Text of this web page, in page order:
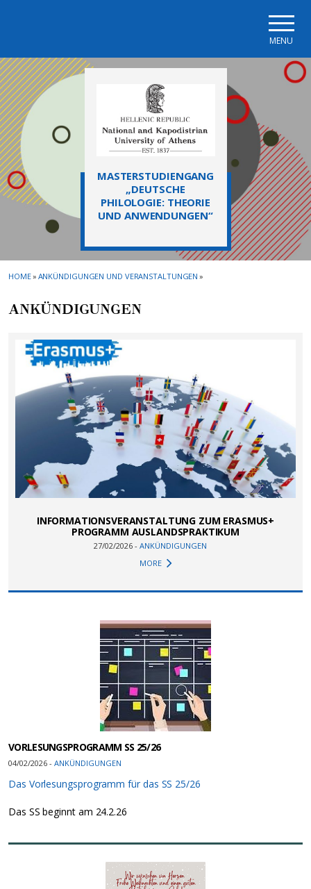
MENU
MASTERSTUDIENGANG
„DEUTSCHE
PHILOLOGIE: THEORIE
UND ANWENDUNGEN“
HOME» ANKÜNDIGUNGEN UND VERANSTALTUNGEN »
ANKÜNDIGUNGEN
INFORMATIONSVERANSTALTUNG ZUM ERASMUS+
PROGRAMM AUSLANDSPRAKTIKUM
27/02/2026 - ANKÜNDIGUNGEN
MORE
VORLESUNGSPROGRAMM SS 25/26
04/02/2026 - ANKÜNDIGUNGEN
Das Vorlesungsprogramm für das SS 25/26
Das SS beginnt am 24.2.26